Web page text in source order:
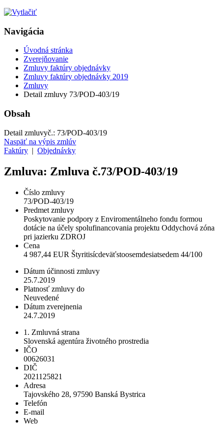
Navigácia
Úvodná stránka
Zverejňovanie
Zmluvy faktúry objednávky
Zmluvy faktúry objednávky 2019
Zmluvy
Detail zmluvy 73/POD-403/19
Obsah
Detail zmluvyč.: 73/POD-403/19
Naspäť na výpis zmlúv
Faktúry | Objednávky
Zmluva: Zmluva č.73/POD-403/19
Číslo zmluvy
73/POD-403/19
Predmet zmluvy
Poskytovanie podpory z Enviromentálneho fondu formou
dotácie na účely spolufinancovania projektu Oddychová zóna
pri jazierku ZDROJ
Cena
4 987,44 EUR Štyritisícdeväťstoosemdesiatsedem 44/100
Dátum účinnosti zmluvy
25.7.2019
Platnosť zmluvy do
Neuvedené
Dátum zverejnenia
24.7.2019
1. Zmluvná strana
Slovenská agentúra životného prostredia
IČO
00626031
DIČ
2021125821
Adresa
Tajovského 28, 97590 Banská Bystrica
Telefón
E-mail
Web